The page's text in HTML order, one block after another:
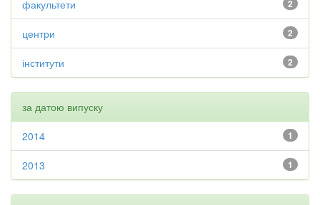
2
факультети
2
центри
2
інститути
за датою випуску
1
2014
1
2013